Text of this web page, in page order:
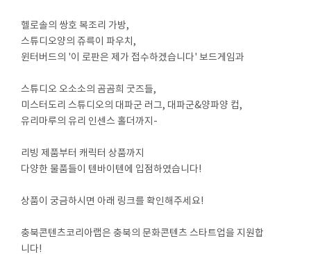
헬로솔의 쌍호 복조리 가방,
스튜디오양의 쥬륵이 파우치,
윈터버드의 '이 로판은 제가 접수하겠습니다' 보드게임과
스튜디오 오소소의 곰곰희 굿즈들,
미스터도리 스튜디오의 대파군 러그, 대파군&양파양 컵,
유리마루의 유리 인센스 홀더까지-
리빙 제품부터 캐릭터 상품까지
다양한 물품들이 텐바이텐에 입점하였습니다!
상품이 궁금하시면 아래 링크를 확인해주세요!
충북콘텐츠코리아랩은 충북의 문화콘텐츠 스타트업을 지원합
니다!